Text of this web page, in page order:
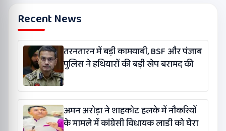
Recent News
तरनतारन में बड़ी कामयाबी, BSF और पंजाब
पुलिस ने हथियारों की बड़ी खेप बरामद की
अमन अरोड़ा ने शाहकोट हलके में नौकरियों
के मामले में कांग्रेसी विधायक लाडी को घेरा